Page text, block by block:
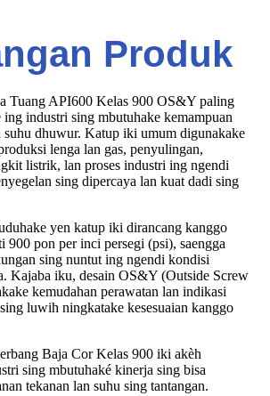
Produk
Tuang API600 Kelas 900 OS&Y paling
industri sing mbutuhake kemampuan
suhu dhuwur. Katup iki umum digunakake
lenga lan gas, penyulingan,
listrik, lan proses industri ing ngendi
sing dipercaya lan kuat dadi sing
yen katup iki dirancang kanggo
900 pon per inci persegi (psi), saengga
sing nuntut ing ngendi kondisi
Kajaba iku, desain OS&Y (Outside Screw
kemudahan perawatan lan indikasi
luwih ningkatake kesesuaian kanggo
Baja Cor Kelas 900 iki akèh
sing mbutuhaké kinerja sing bisa
tekanan lan suhu sing tantangan.